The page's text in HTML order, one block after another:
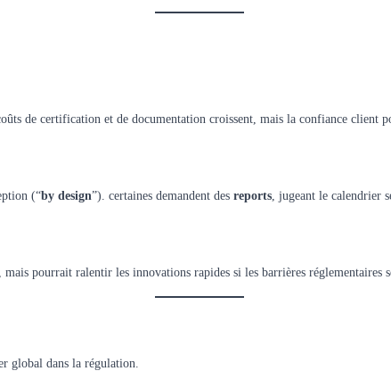
de certification et de documentation croissent, mais la confiance client
(“by design”). certaines demandent des reports , jugeant le calendrier
pourrait ralentir les innovations rapides si les barrières réglementaires
global dans la régulation.